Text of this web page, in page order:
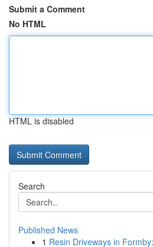
Submit a Comment
No HTML
HTML is disabled
Search
Published News
1 Resin Driveways in